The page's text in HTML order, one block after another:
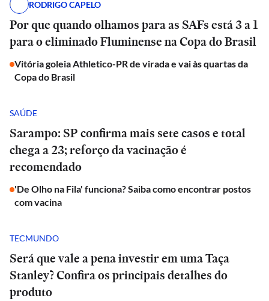
RODRIGO CAPELO
Por que quando olhamos para as SAFs está 3 a 1
para o eliminado Fluminense na Copa do Brasil
Vitória goleia Athletico-PR de virada e vai às quartas da
Copa do Brasil
SAÚDE
Sarampo: SP confirma mais sete casos e total
chega a 23; reforço da vacinação é
recomendado
'De Olho na Fila' funciona? Saiba como encontrar postos
com vacina
TECMUNDO
Será que vale a pena investir em uma Taça
Stanley? Confira os principais detalhes do
produto